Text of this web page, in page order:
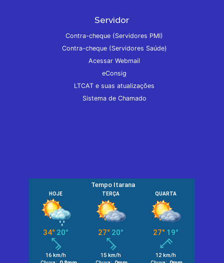
Servidor
Contra-cheque (Servidores PMI)
Contra-cheque (Servidores Saúde)
Acessar Webmail
eConsig
LTCAT e suas atualizações
Sistema de Chamado